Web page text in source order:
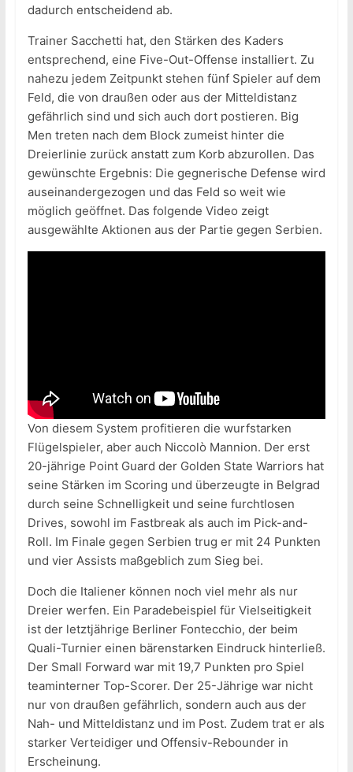
dadurch entscheidend ab.
Trainer Sacchetti hat, den Stärken des Kaders
entsprechend, eine Five-Out-Offense installiert. Zu
nahezu jedem Zeitpunkt stehen fünf Spieler auf dem
Feld, die von draußen oder aus der Mitteldistanz
gefährlich sind und sich auch dort postieren. Big
Men treten nach dem Block zumeist hinter die
Dreierlinie zurück anstatt zum Korb abzurollen. Das
gewünschte Ergebnis: Die gegnerische Defense wird
auseinandergezogen und das Feld so weit wie
möglich geöffnet. Das folgende Video zeigt
ausgewählte Aktionen aus der Partie gegen Serbien.
Von diesem System profitieren die wurfstarken
Flügelspieler, aber auch Niccolò Mannion. Der erst
20-jährige Point Guard der Golden State Warriors hat
seine Stärken im Scoring und überzeugte in Belgrad
durch seine Schnelligkeit und seine furchtlosen
Drives, sowohl im Fastbreak als auch im Pick-and-
Roll. Im Finale gegen Serbien trug er mit 24 Punkten
und vier Assists maßgeblich zum Sieg bei.
Doch die Italiener können noch viel mehr als nur
Dreier werfen. Ein Paradebeispiel für Vielseitigkeit
ist der letztjährige Berliner Fontecchio, der beim
Quali-Turnier einen bärenstarken Eindruck hinterließ.
Der Small Forward war mit 19,7 Punkten pro Spiel
teaminterner Top-Scorer. Der 25-Jährige war nicht
nur von draußen gefährlich, sondern auch aus der
Nah- und Mitteldistanz und im Post. Zudem trat er als
starker Verteidiger und Offensiv-Rebounder in
Erscheinung.